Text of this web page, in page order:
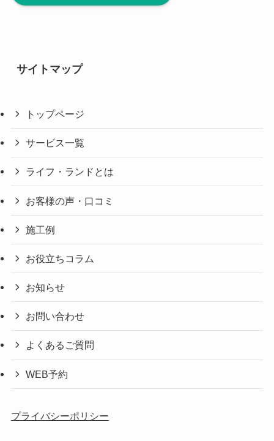
サイトマップ
トップページ
サービス一覧
ライフ・ランドとは
お客様の声・口コミ
施工例
お役立ちコラム
お知らせ
お問い合わせ
よくあるご質問
WEB予約
プライバシーポリシー